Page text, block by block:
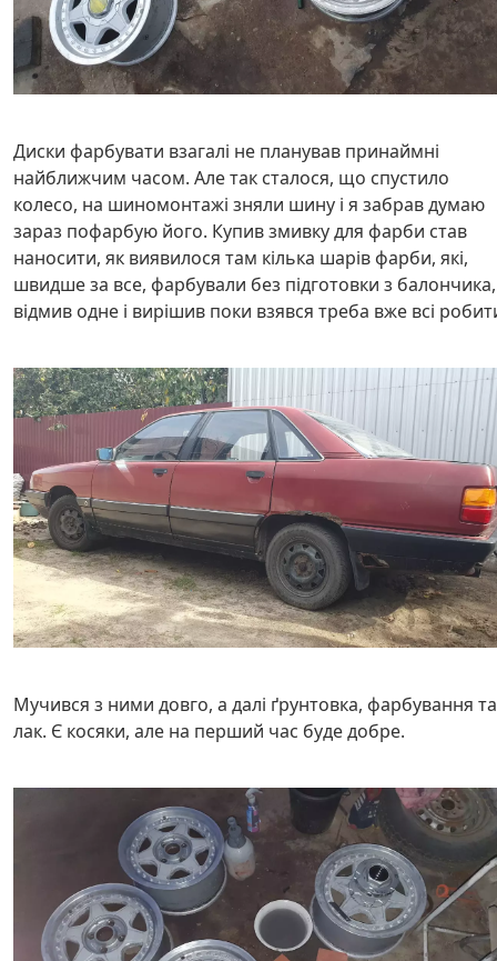
Диски фарбувати взагалі не планував принаймні
найближчим часом. Але так сталося, що спустило
колесо, на шиномонтажі зняли шину і я забрав думаю
зараз пофарбую його. Купив змивку для фарби став
наносити, як виявилося там кілька шарів фарби, які,
швидше за все, фарбували без підготовки з балончика,
відмив одне і вирішив поки взявся треба вже всі
Мучився з ними довго, а далі ґрунтовка, фарбування та
лак. Є косяки, але на перший час буде добре.